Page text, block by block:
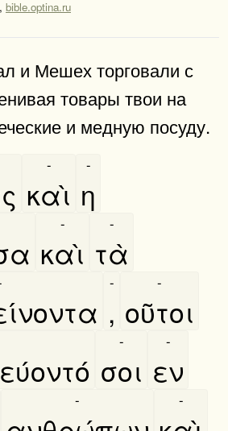
, bible.optina.ru
и Мешех торговали с
товары твои на
и медную посуду.
καὶ
-
η
-
καὶ
-
τὰ
-
,
-
οῦτοι
-
σοι
-
εν
-
- -